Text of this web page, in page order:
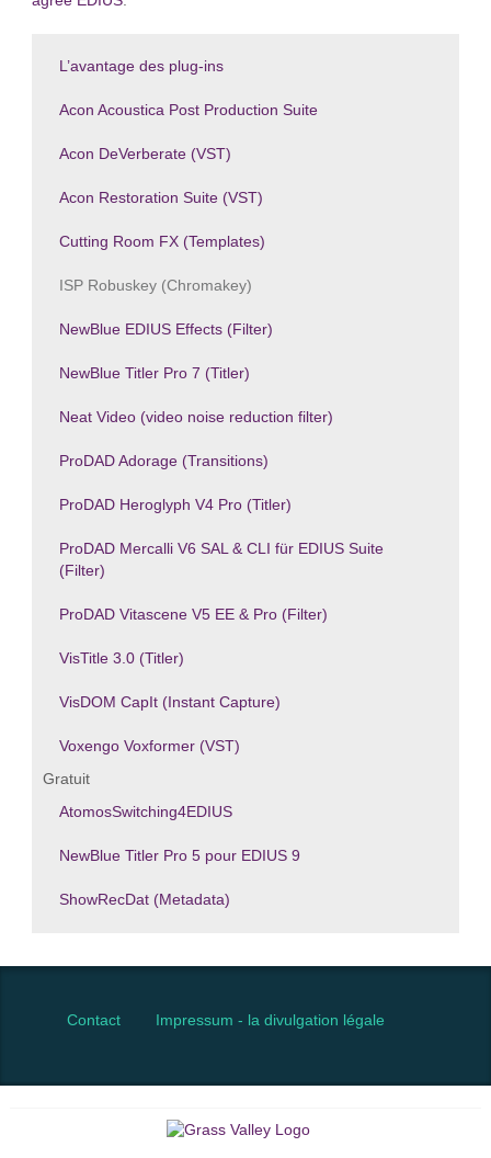
L’avantage des plug-ins
Acon Acoustica Post Production Suite
Acon DeVerberate (VST)
Acon Restoration Suite (VST)
Cutting Room FX (Templates)
ISP Robuskey (Chromakey)
NewBlue EDIUS Effects (Filter)
NewBlue Titler Pro 7 (Titler)
Neat Video (video noise reduction filter)
ProDAD Adorage (Transitions)
ProDAD Heroglyph V4 Pro (Titler)
ProDAD Mercalli V6 SAL & CLI für EDIUS Suite
(Filter)
ProDAD Vitascene V5 EE & Pro (Filter)
VisTitle 3.0 (Titler)
VisDOM CapIt (Instant Capture)
Voxengo Voxformer (VST)
Gratuit
AtomosSwitching4EDIUS
NewBlue Titler Pro 5 pour EDIUS 9
ShowRecDat (Metadata)
Contact Impressum - la divulgation légale